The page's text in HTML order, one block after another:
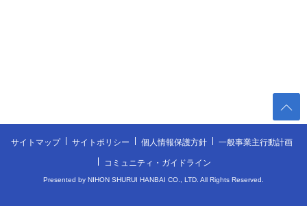
サイトマップ サイトポリシー 個人情報保護方針 一般事業主行動計画
コミュニティ・ガイドライン
Presented by NIHON SHURUI HANBAI CO., LTD. All Rights Reserved.